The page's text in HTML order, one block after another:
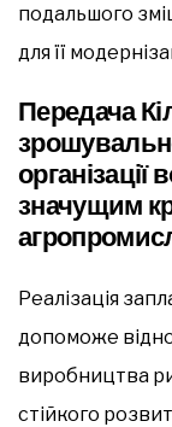
подальшого
для її
Передача
значущим
Реалізація
допоможе
виробництва
стійкого